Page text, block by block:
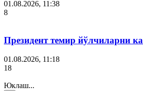
01.08.2026, 11:38
8
Президент темир йўлчиларни
01.08.2026, 11:18
18
Юклаш...